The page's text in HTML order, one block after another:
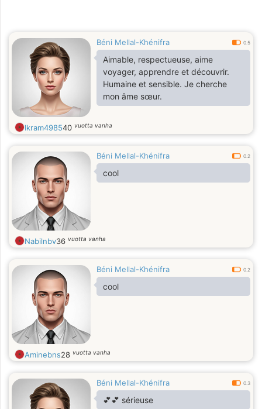
Béni Mellal-Khénifra 0.5
Aimable, respectueuse, aime
voyager, apprendre et découvrir.
Humaine et sensible. Je cherche
mon âme sœur.
Ikram498540 vuotta vanha
Béni Mellal-Khénifra 0.2
cool
Nabilnbv36 vuotta vanha
Béni Mellal-Khénifra 0.2
cool
Aminebns28 vuotta vanha
Béni Mellal-Khénifra 0.3
💕💕 sérieuse